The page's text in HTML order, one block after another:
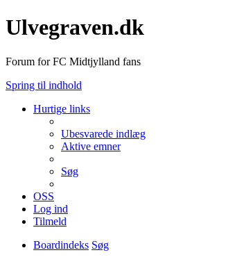
Ulvegraven.dk
Forum for FC Midtjylland fans
Spring til indhold
Hurtige links
Ubesvarede indlæg
Aktive emner
Søg
OSS
Log ind
Tilmeld
Boardindeks Søg